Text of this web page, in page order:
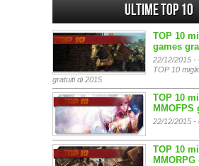
Ultime Top 10
TOP 10
games
22/12/2015 -
TOP 10
gratuiti di 2015
TOP 10
MMOFPS
22/12/2015 -
TOP 10